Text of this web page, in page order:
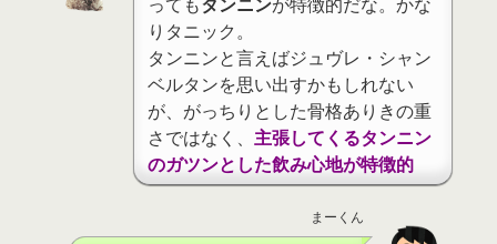
りタニック。
タンニンと言えばジュヴレ・シャン
ベルタンを思い出すかもしれない
が、がっちりとした骨格ありきの重
さではなく、 主張してくるタンニン
のガツンとした飲み心地が特徴的
まーくん